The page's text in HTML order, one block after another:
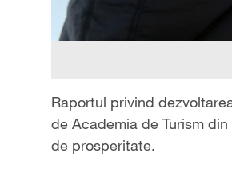
Raportul privind
de Academia de Turism
de prosperitate.